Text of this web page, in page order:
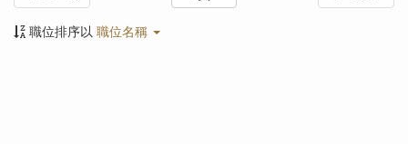
職位排序以 職位名稱